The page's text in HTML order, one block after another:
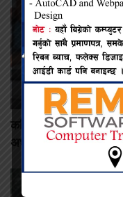
कमिशन नदिँदा दुःख
अध्यक्षद्वारा अस्वीकार